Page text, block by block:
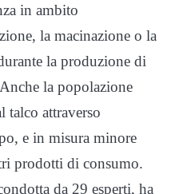
in ambito
la macinazione o la
la produzione di
la popolazione
talco attraverso
e in misura minore
prodotti di consumo.
da 29 esperti, ha